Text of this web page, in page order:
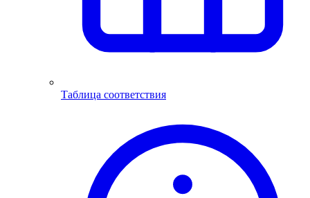
Таблица соответствия